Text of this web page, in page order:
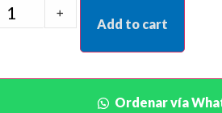
+
Add to cart
Ordenar vía